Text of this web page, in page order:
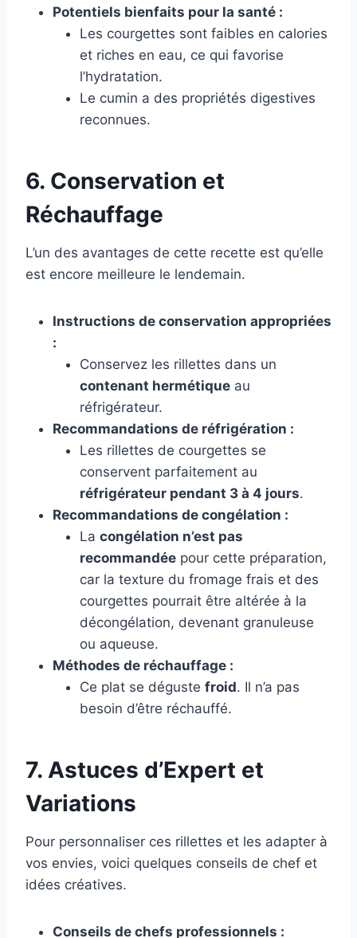
Potentiels bienfaits pour la santé :
Les courgettes sont faibles en calories
et riches en eau, ce qui favorise
l’hydratation.
Le cumin a des propriétés digestives
reconnues.
6. Conservation et
Réchauffage
L’un des avantages de cette recette est qu’elle
est encore meilleure le lendemain.
Instructions de conservation appropriées
:
Conservez les rillettes dans un
contenant hermétique au
réfrigérateur.
Recommandations de réfrigération :
Les rillettes de courgettes se
conservent parfaitement au
réfrigérateur pendant 3 à 4 jours.
Recommandations de congélation :
La congélation n’est pas
recommandée pour cette préparation,
car la texture du fromage frais et des
courgettes pourrait être altérée à la
décongélation, devenant granuleuse
ou aqueuse.
Méthodes de réchauffage :
Ce plat se déguste froid. Il n’a pas
besoin d’être réchauffé.
7. Astuces d’Expert et
Variations
Pour personnaliser ces rillettes et les adapter à
vos envies, voici quelques conseils de chef et
idées créatives.
Conseils de chefs professionnels :